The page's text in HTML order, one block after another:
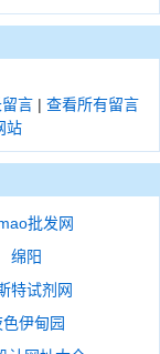
言 | 查看所有留言
站
批发网
绵阳
特试剂网
色伊甸园